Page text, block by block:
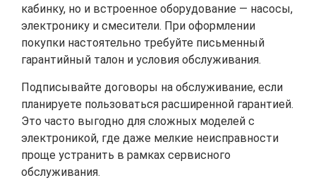
кабинку, но и встроенное оборудование — насосы,
электронику и смесители. При оформлении
покупки настоятельно требуйте письменный
гарантийный талон и условия обслуживания.
Подписывайте договоры на обслуживание, если
планируете пользоваться расширенной гарантией.
Это часто выгодно для сложных моделей с
электроникой, где даже мелкие неисправности
проще устранить в рамках сервисного
обслуживания.